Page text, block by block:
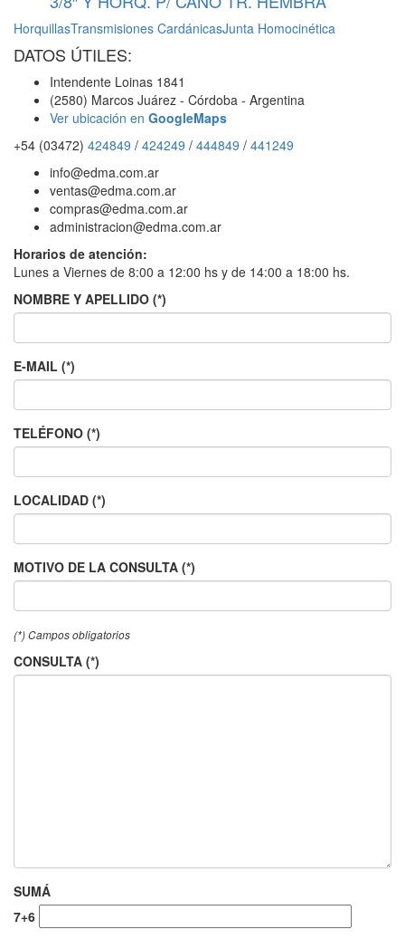
HorquillasTransmisiones CardánicasJunta Homocinética
DATOS ÚTILES:
Intendente Loinas 1841
(2580) Marcos Juárez - Córdoba - Argentina
Ver ubicación en GoogleMaps
+54 (03472) 424849 / 424249 / 444849 / 441249
info@edma.com.ar
ventas@edma.com.ar
compras@edma.com.ar
administracion@edma.com.ar
Horarios de atención:
Lunes a Viernes de 8:00 a 12:00 hs y de 14:00 a 18:00 hs.
NOMBRE Y APELLIDO (*)
E-MAIL (*)
TELÉFONO (*)
LOCALIDAD (*)
MOTIVO DE LA CONSULTA (*)
(*) Campos obligatorios
CONSULTA (*)
SUMÁ
7+6